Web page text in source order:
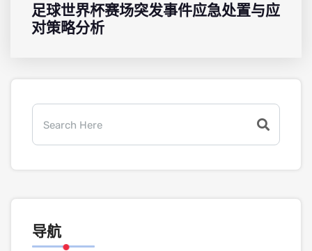
足球世界杯赛场突发事件应急处置与应
对策略分析
导航